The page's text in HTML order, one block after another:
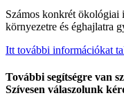
Számos konkrét ökológiai
környezetre és éghajlatra
Itt további információkat
További segítségre van
Szívesen válaszolunk